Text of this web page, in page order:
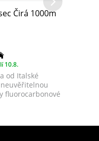
Čirá 1000m
10.8.
od Italské
fluorocarbonové